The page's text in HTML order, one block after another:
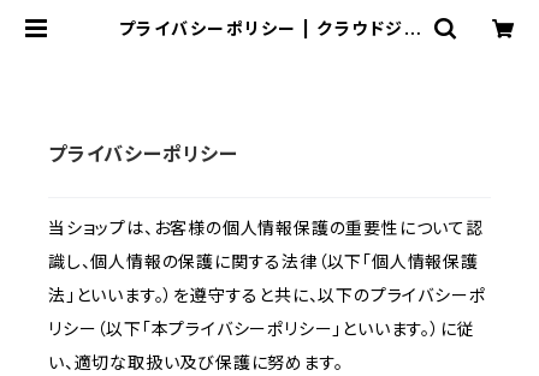
プライバシーポリシー | クラウドジュ
プライバシーポリシー
当ショップは、お客様の個人情報保護の重要性について認
識し、個人情報の保護に関する法律（以下「個人情報保護
法」といいます。）を遵守すると共に、以下のプライバシーポ
リシー（以下「本プライバシーポリシー」といいます。）に従
い、適切な取扱い及び保護に努めます。